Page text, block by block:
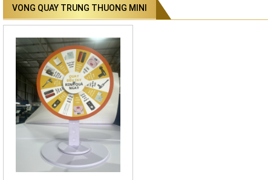
VONG QUAY TRUNG THUONG MINI